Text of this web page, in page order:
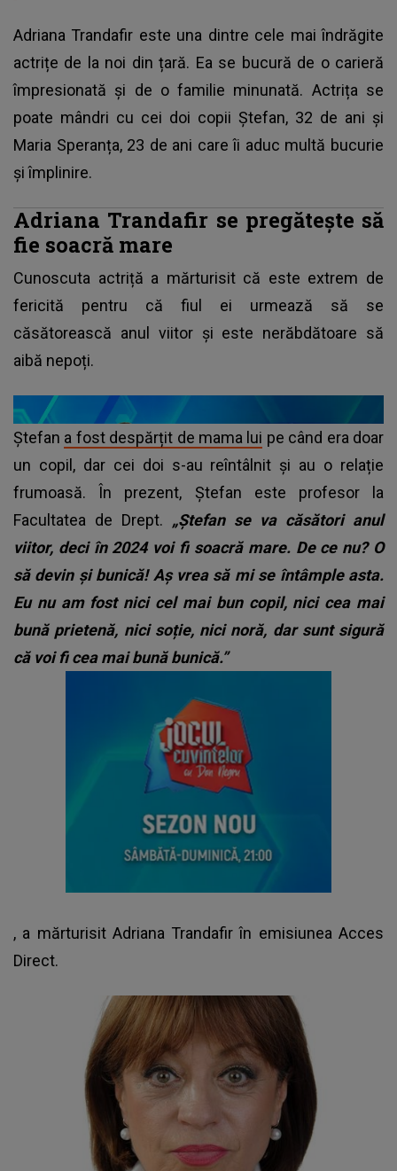
Adriana Trandafir este una dintre cele mai îndrăgite
actrițe de la noi din țară. Ea se bucură de o carieră
împresionată și de o familie minunată. Actrița se
poate mândri cu cei doi copii Ștefan, 32 de ani și
Maria Speranța, 23 de ani care îi aduc multă bucurie
și împlinire.
Adriana Trandafir se pregătește să
fie soacră mare
Cunoscuta actriță a mărturisit că este extrem de
fericită pentru că fiul ei urmează să se
căsătorească anul viitor și este nerăbdătoare să
aibă nepoți.
Ștefan a fost despărțit de mama lui pe când era doar
un copil, dar cei doi s-au reîntâlnit și au o relație
frumoasă. În prezent, Ștefan este profesor la
Facultatea de Drept. „Ștefan se va căsători anul
viitor, deci în 2024 voi fi soacră mare. De ce nu? O
să devin și bunică! Aș vrea să mi se întâmple asta.
Eu nu am fost nici cel mai bun copil, nici cea mai
bună prietenă, nici soție, nici noră, dar sunt sigură
că voi fi cea mai bună bunică.”
, a mărturisit Adriana Trandafir în emisiunea Acces
Direct.